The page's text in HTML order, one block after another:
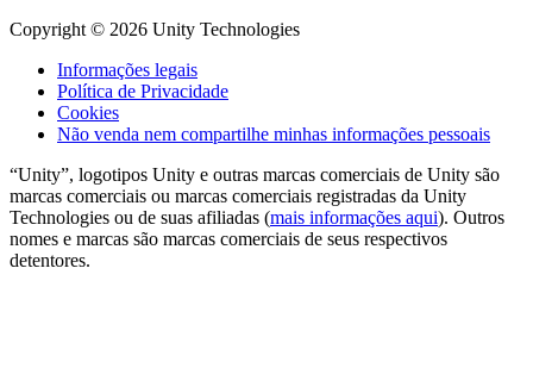
Copyright © 2026 Unity Technologies
Informações legais
Política de Privacidade
Cookies
Não venda nem compartilhe minhas informações pessoais
“Unity”, logotipos Unity e outras marcas comerciais de Unity são
marcas comerciais ou marcas comerciais registradas da Unity
Technologies ou de suas afiliadas (mais informações aqui). Outros
nomes e marcas são marcas comerciais de seus respectivos
detentores.